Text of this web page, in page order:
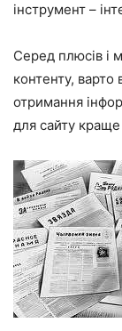
інструмент –
Серед плюсів і
контенту, варто
отримання
для сайту